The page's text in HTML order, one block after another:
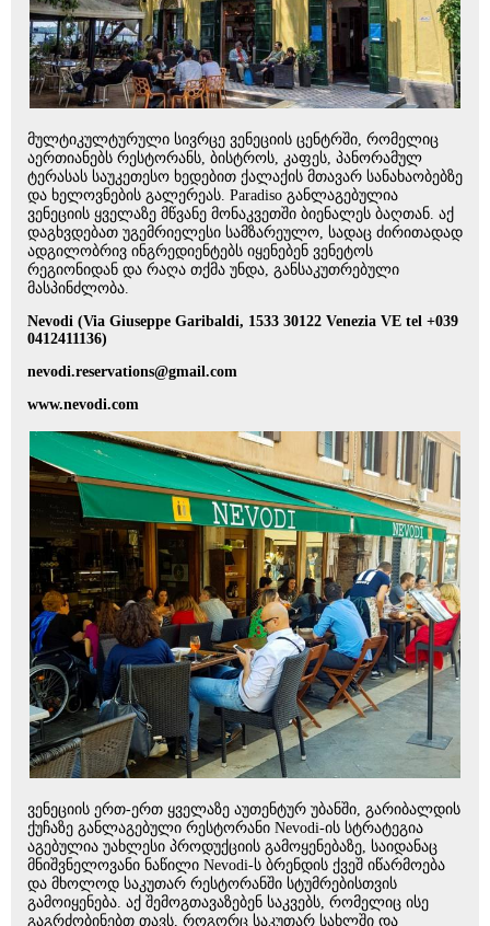
მულტიკულტურული სივრცე ვენეციის ცენტრში, რომელიც
აერთიანებს რესტორანს, ბისტროს, კაფეს, პანორამულ
ტერასას საუკეთესო ხედებით ქალაქის მთავარ სანახაობებზე
და ხელოვნების გალერეას. Paradiso განლაგებულია
ვენეციის ყველაზე მწვანე მონაკვეთში ბიენალეს ბაღთან. აქ
დაგხვდებათ უგემრიელესი სამზარეულო, სადაც ძირითადად
ადგილობრივ ინგრედიენტებს იყენებენ ვენეტოს
რეგიონიდან და რაღა თქმა უნდა, განსაკუთრებული
მასპინძლობა.
Nevodi (Via Giuseppe Garibaldi, 1533 30122 Venezia VE tel +039
0412411136)
nevodi.reservations@gmail.com
www.nevodi.com
ვენეციის ერთ-ერთ ყველაზე აუთენტურ უბანში, გარიბალდის
ქუჩაზე განლაგებული რესტორანი Nevodi-ის სტრატეგია
აგებულია უახლესი პროდუქციის გამოყენებაზე, საიდანაც
მნიშვნელოვანი ნაწილი Nevodi-ს ბრენდის ქვეშ იწარმოება
და მხოლოდ საკუთარ რესტორანში სტუმრებისთვის
გამოიყენება. აქ შემოგთავაზებენ საკვებს, რომელიც ისე
გაგრძობინებთ თავს, როგორც საკუთარ სახლში და